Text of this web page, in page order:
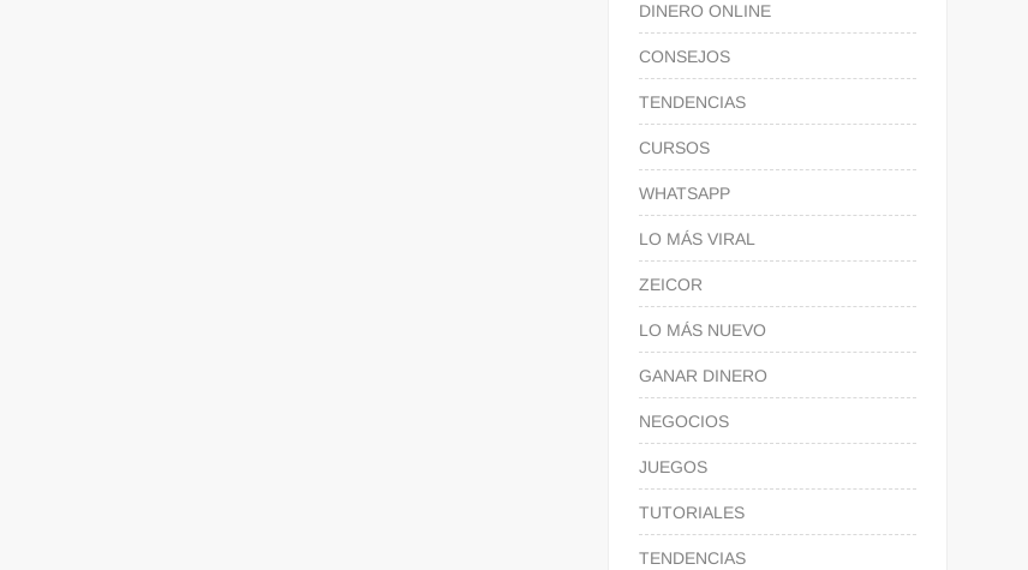
DINERO ONLINE
CONSEJOS
TENDENCIAS
CURSOS
WHATSAPP
LO MÁS VIRAL
ZEICOR
LO MÁS NUEVO
GANAR DINERO
NEGOCIOS
JUEGOS
TUTORIALES
TENDENCIAS